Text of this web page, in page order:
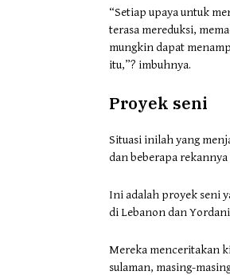
“Setiap upaya untuk
terasa mereduksi,
mungkin dapat
itu,”? imbuhnya.
Proyek seni
Situasi inilah yang
dan beberapa
Ini adalah proyek seni
di Lebanon dan
Mereka menceritakan
sulaman, masing-